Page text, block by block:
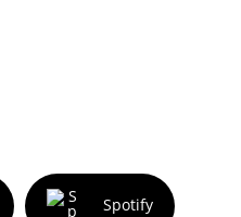
Spotify